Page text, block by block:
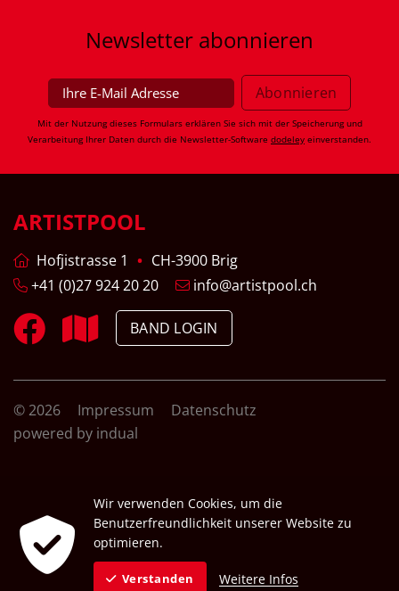
Newsletter abonnieren
Mit der Nutzung dieses Formulars erklären Sie sich mit der Speicherung und
Verarbeitung Ihrer Daten durch die Newsletter-Software dodeley einverstanden.
ARTISTPOOL
Hofjistrasse 1
CH-3900 Brig
+41 (0)27 924 20 20
info@artistpool.ch
BAND LOGIN
© 2026 Impressum
Datenschutz
powered by indual
Wir verwenden Cookies, um die
Benutzerfreundlichkeit unserer Website zu
optimieren.
Verstanden Weitere Infos